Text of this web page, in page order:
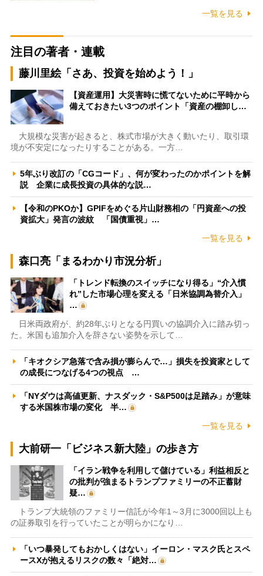
一覧を見る
注目の著者・連載
藤川里絵「さあ、投資を始めよう！」
【資産運用】大災害時に慌てないために平時から
備えておきたい3つのポイント「資産の棚卸し…
大規模な災害が起きると、株式市場が大きく動いたり、取引環
境が不安定になったりすることがある。一方…
5年ぶり改訂の「CGコード」、何が変わったのかポイントを解
説 企業に成長投資の具体的な説…
【令和のPKOか】GPIFをめぐる片山財務相の「円資産への投
資拡大」発言の波紋 「国債重視」…
一覧を見る
森口亮「まるわかり市況分析」
「トレンド転換のスイッチになり得る」“介入慣
れ”した市場心理を変える「日米協調為替介入」
…
日米両政府が、約28年ぶりとなる円買いの協調介入に踏み切っ
た。米国も追加介入を辞さない姿勢を示して…
「キオクシア急落で含み損が膨らんで…」損失を投資家として
の成長につなげる4つの視点 …
「NYダウは高値更新、ナスダック・S&P500は足踏み」が意味
する米国株市場の変化 半…
一覧を見る
大前研一「ビジネス新大陸」の歩き方
「イラン戦争を利用して儲けている」利益相反と
の批判が強まるトランプファミリーの不正蓄財
疑…
トランプ大統領のファミリー信託が今年1～3月に3000回以上も
の証券取引を行っていたことが明らかになり…
「いつ暴発してもおかしくはない」イーロン・マスク氏とスペ
ースXが抱えるリスクの数々「絶対…